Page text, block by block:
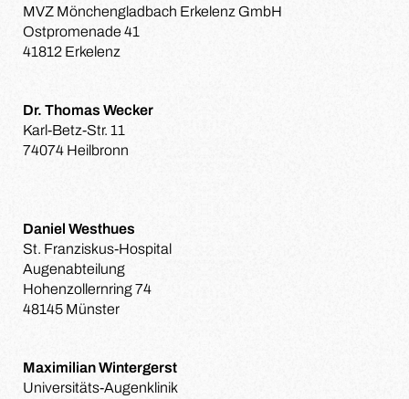
MVZ Mönchengladbach Erkelenz GmbH
Ostpromenade 41
41812 Erkelenz
Dr. Thomas Wecker
Karl-Betz-Str. 11
74074 Heilbronn
Daniel Westhues
St. Franziskus-Hospital
Augenabteilung
Hohenzollernring 74
48145 Münster
Maximilian Wintergerst
Universitäts-Augenklinik